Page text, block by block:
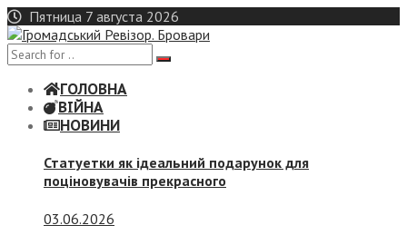
Skip
to
content
Пятница 7 августа 2026
ГОЛОВНА
ВІЙНА
НОВИНИ
Статуетки як ідеальний подарунок для
поціновувачів прекрасного
03.06.2026